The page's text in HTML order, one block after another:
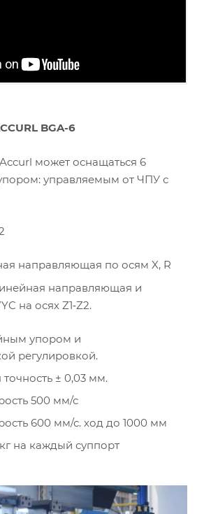
BGA-6
может оснащаться 6
управляемым от ЧПУ с
направляющая по осям X, R
направляющая и
на осях Z1‐Z2.
упором и
регулировкой.
± 0,03 мм.
500 мм/с
600 мм/с. ход до 1000 мм
на каждый суппорт